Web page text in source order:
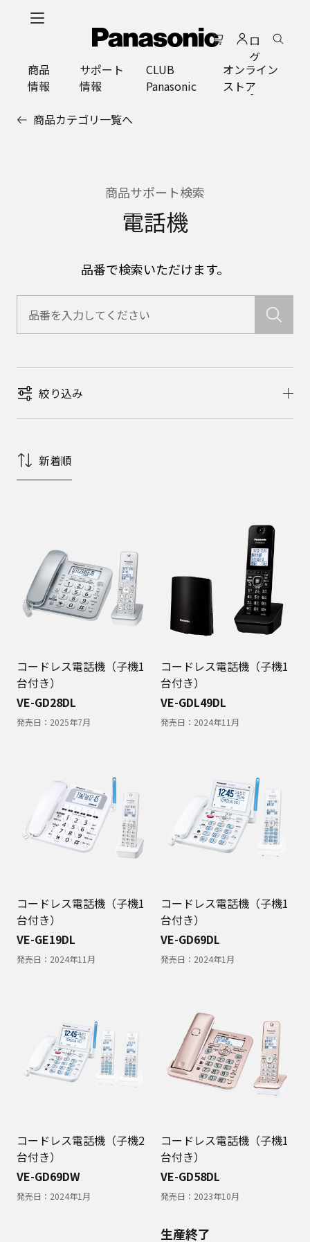
ロ
グ
イ
ン
商品
情報
サポート
情報
CLUB
Panasonic
オンライン
ストア
商品カテゴリ一覧へ
商品サポート検索
電話機
品番で検索いただけます。
絞り込み
新着順
コードレス電話機（子機1
台付き）
VE-GD28DL
発売日： 2025年7月
コードレス電話機（子機1
台付き）
VE-GDL49DL
発売日： 2024年11月
コードレス電話機（子機1
台付き）
VE-GE19DL
発売日： 2024年11月
コードレス電話機（子機1
台付き）
VE-GD69DL
発売日： 2024年1月
コードレス電話機（子機2
台付き）
VE-GD69DW
発売日： 2024年1月
コードレス電話機（子機1
台付き）
VE-GD58DL
発売日： 2023年10月
生産終了